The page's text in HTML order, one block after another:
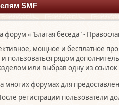
SMF
форум «"Благая беседа" -
мощное и бесплатное
и пользоваться рядом
или выбрав одну из
многих форумах для
регистрации пользователи